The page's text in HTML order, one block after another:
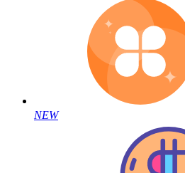
NEW